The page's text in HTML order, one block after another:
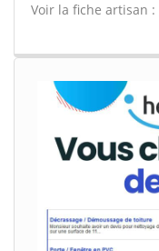
Voir la fiche artisan :